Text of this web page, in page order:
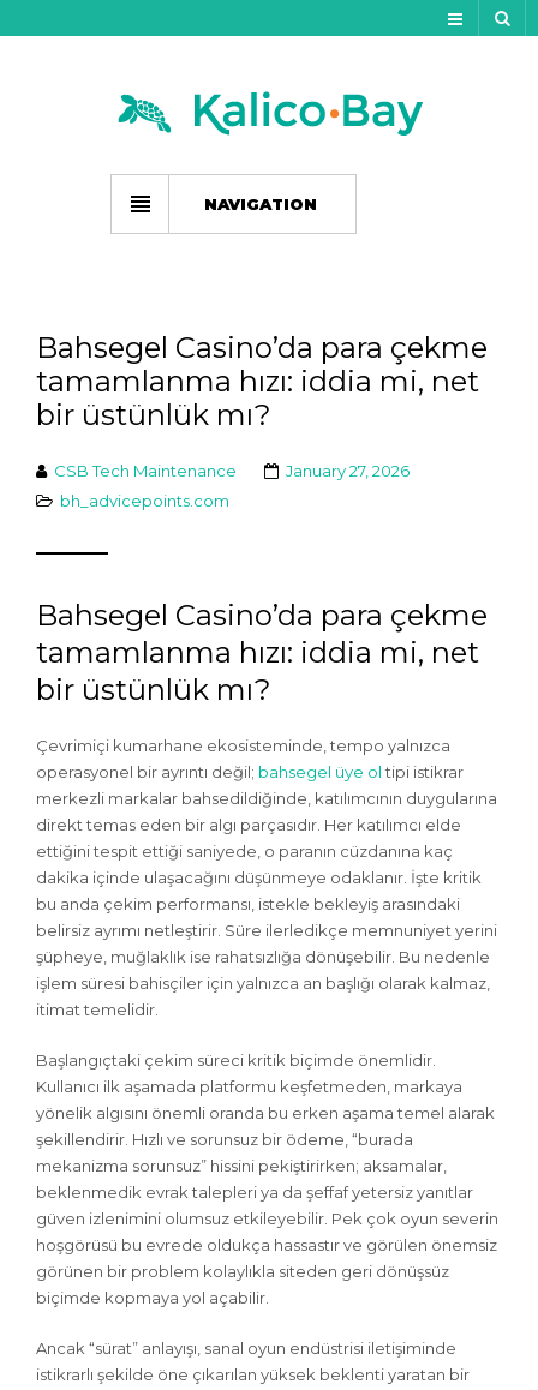
Track Your Order
Checkout
NAVIGATION
Bahsegel Casino’da para çekme
tamamlanma hızı: iddia mi, net
bir üstünlük mı?
CSB Tech Maintenance
January 27, 2026
bh_advicepoints.com
Bahsegel Casino’da para çekme
tamamlanma hızı: iddia mi, net
bir üstünlük mı?
Çevrimiçi kumarhane ekosisteminde, tempo yalnızca
operasyonel bir ayrıntı değil; bahsegel üye oltipi istikrar
merkezli markalar bahsedildiğinde, katılımcının duygularına
direkt temas eden bir algı parçasıdır. Her katılımcı elde
ettiğini tespit ettiği saniyede, o paranın cüzdanına kaç
dakika içinde ulaşacağını düşünmeye odaklanır. İşte kritik
bu anda çekim performansı, istekle bekleyiş arasındaki
belirsiz ayrımı netleştirir. Süre ilerledikçe memnuniyet yerini
şüpheye, muğlaklık ise rahatsızlığa dönüşebilir. Bu nedenle
işlem süresi bahisçiler için yalnızca an başlığı olarak kalmaz,
itimat temelidir.
Başlangıçtaki çekim süreci kritik biçimde önemlidir.
Kullanıcı ilk aşamada platformu keşfetmeden, markaya
yönelik algısını önemli oranda bu erken aşama temel alarak
şekillendirir. Hızlı ve sorunsuz bir ödeme, “burada
mekanizma sorunsuz” hissini pekiştirirken; aksamalar,
beklenmedik evrak talepleri ya da şeffaf yetersiz yanıtlar
güven izlenimini olumsuz etkileyebilir. Pek çok oyun severin
hoşgörüsü bu evrede oldukça hassastır ve görülen önemsiz
görünen bir problem kolaylıkla siteden geri dönüşsüz
biçimde kopmaya yol açabilir.
Ancak “sürat” anlayışı, sanal oyun endüstrisi iletişiminde
istikrarlı şekilde öne çıkarılan yüksek beklenti yaratan bir